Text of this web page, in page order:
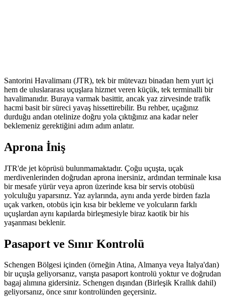
Santorini Havalimanı (JTR), tek bir mütevazı binadan hem yurt içi
hem de uluslararası uçuşlara hizmet veren küçük, tek terminalli bir
havalimanıdır. Buraya varmak basittir, ancak yaz zirvesinde trafik
hacmi basit bir süreci yavaş hissettirebilir. Bu rehber, uçağınız
durduğu andan otelinize doğru yola çıktığınız ana kadar neler
beklemeniz gerektiğini adım adım anlatır.
Aprona İniş
JTR'de jet köprüsü bulunmamaktadır. Çoğu uçuşta, uçak
merdivenlerinden doğrudan aprona inersiniz, ardından terminale kısa
bir mesafe yürür veya apron üzerinde kısa bir servis otobüsü
yolculuğu yaparsınız. Yaz aylarında, aynı anda yerde birden fazla
uçak varken, otobüs için kısa bir bekleme ve yolcuların farklı
uçuşlardan aynı kapılarda birleşmesiyle biraz kaotik bir his
yaşanması beklenir.
Pasaport ve Sınır Kontrolü
Schengen Bölgesi içinden (örneğin Atina, Almanya veya İtalya'dan)
bir uçuşla geliyorsanız, varışta pasaport kontrolü yoktur ve doğrudan
bagaj alımına gidersiniz. Schengen dışından (Birleşik Krallık dahil)
geliyorsanız, önce sınır kontrolünden geçersiniz.